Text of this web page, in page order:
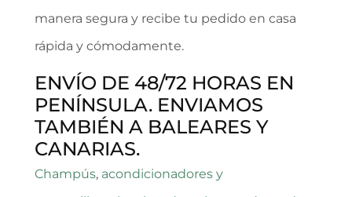
manera segura y recibe tu pedido en casa
rápida y cómodamente.
ENVÍO DE 48/72 HORAS EN
PENÍNSULA. ENVIAMOS
TAMBIÉN A BALEARES Y
CANARIAS.
Champús, acondicionadores y